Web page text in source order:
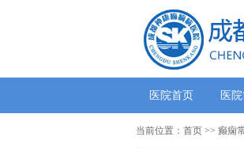
医院首页 医
当前位置： 首页 >> 癫痫